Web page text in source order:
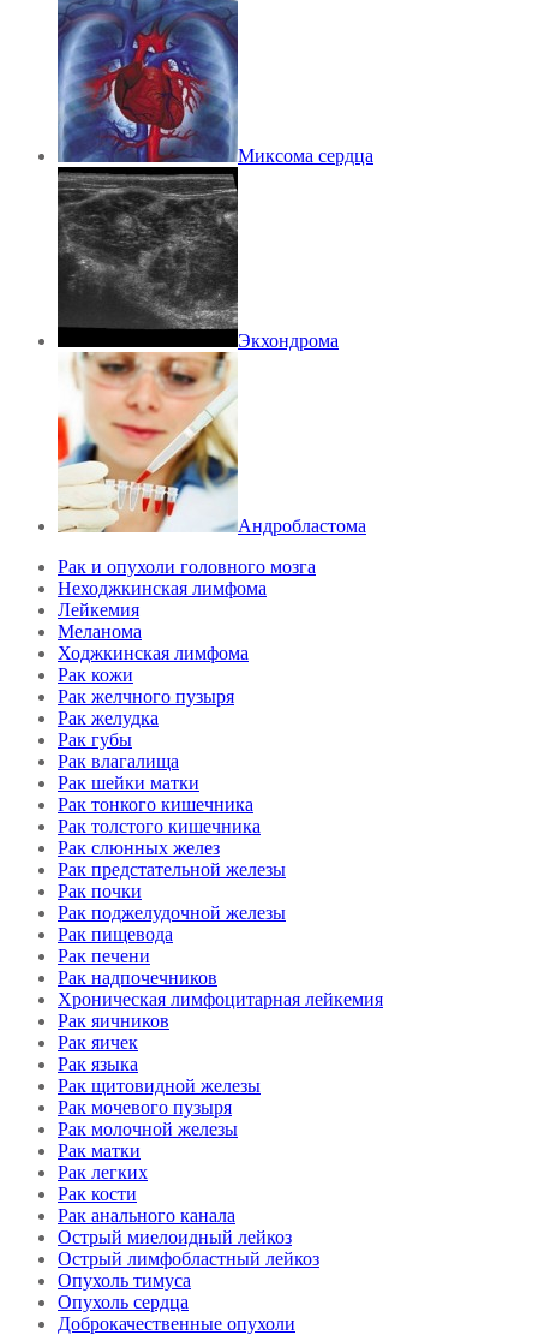
Миксома сердца
Экхондрома
Андробластома
Рак и опухоли головного мозга
Неходжкинская лимфома
Лейкемия
Меланома
Ходжкинская лимфома
Рак кожи
Рак желчного пузыря
Рак желудка
Рак губы
Рак влагалища
Рак шейки матки
Рак тонкого кишечника
Рак толстого кишечника
Рак слюнных желез
Рак предстательной железы
Рак почки
Рак поджелудочной железы
Рак пищевода
Рак печени
Рак надпочечников
Хроническая лимфоцитарная лейкемия
Рак яичников
Рак яичек
Рак языка
Рак щитовидной железы
Рак мочевого пузыря
Рак молочной железы
Рак матки
Рак легких
Рак кости
Рак анального канала
Острый миелоидный лейкоз
Острый лимфобластный лейкоз
Опухоль тимуса
Опухоль сердца
Доброкачественные опухоли